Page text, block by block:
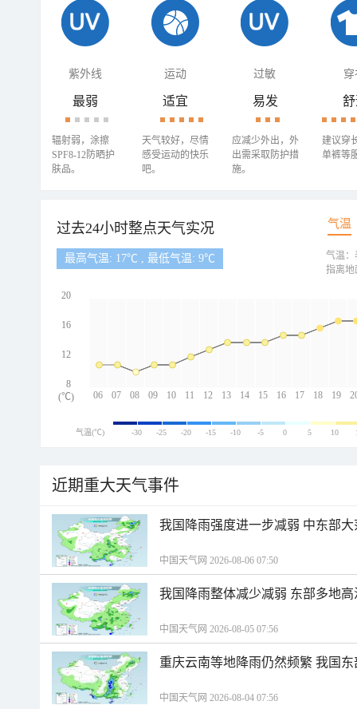
紫外线 运动 过敏 穿
最弱
辐射弱，涂擦
SPF8-12防晒护
肤品。
适宜
天气较好，尽情
感受运动的快乐
吧。
易发
应减少外出，外
出需采取防护措
施。
建议穿
单裤等
过去24小时整点天气实况 气温
最高气温: 17℃ , 最低气温: 9℃
06 07 08 09 10 11 12 13 14 15 16 17 18 19
20
16
12
8
(℃)
气温：
指离地
气温(℃) -30 -25 -20 -15 -10 -5 0 5 10
近期重大天气事件
我国降雨强度进一步减弱 中东部
中国天气网 2026-08-06 07:50
我国降雨整体减少减弱 东部多地
中国天气网 2026-08-05 07:56
重庆云南等地降雨仍然频繁 我国
中国天气网 2026-08-04 07:56